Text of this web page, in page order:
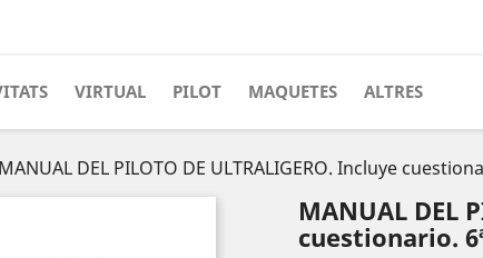
VIRTUAL PILOT MAQUETES ALTRES
MANUAL DEL PILOTO DE ULTRALIGERO. Incluye
MANUAL DEL
cuestionario.